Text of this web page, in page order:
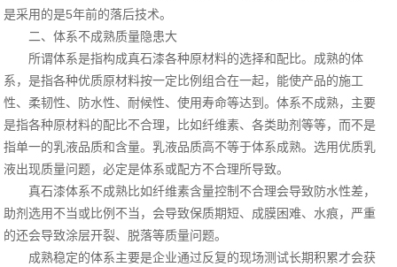
是采用的是5年前的落后技术。
二、体系不成熟质量隐患大
所谓体系是指构成真石漆各种原材料的选择和配比。成熟的体
系，是指各种优质原材料按一定比例组合在一起，能使产品的施工
性、柔韧性、防水性、耐候性、使用寿命等达到。体系不成熟，主要
是指各种原材料的配比不合理，比如纤维素、各类助剂等等，而不是
指单一的乳液品质和含量。乳液品质高不等于体系成熟。选用优质乳
液出现质量问题，必定是体系或配方不合理所导致。
真石漆体系不成熟比如纤维素含量控制不合理会导致防水性差，
助剂选用不当或比例不当，会导致保质期短、成膜困难、水痕，严重
的还会导致涂层开裂、脱落等质量问题。
成熟稳定的体系主要是企业通过反复的现场测试长期积累才会获